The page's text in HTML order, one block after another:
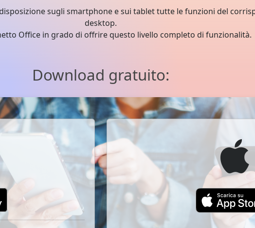
sugli smartphone e sui tablet tutte le funzioni del
desktop.
Office in grado di offrire questo livello completo di funzionalità.
Download gratuito: